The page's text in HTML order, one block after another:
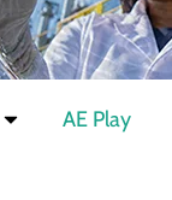
AE Play